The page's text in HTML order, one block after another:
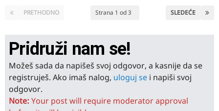
PRETHODNO SLEDEĆE
Strana 1 od 3
Pridruži nam se!
Možeš sada da napišeš svoj odgovor, a kasnije da se
registruješ. Ako imaš nalog, uloguj se i napiši svoj
odgovor.
Note: Your post will require moderator approval